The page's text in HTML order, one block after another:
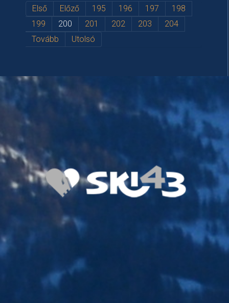
Első Előző 195 196 197
198
199
200 201 202 203
204
Tovább
Utolsó